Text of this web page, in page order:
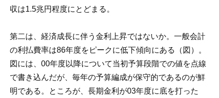
収は1.5兆円程度にとどまる。
第二は、経済成長に伴う金利上昇ではないか。一般会計
の利払費率は86年度をピークに低下傾向にある（図）。
図には、00年度以降について当初予算段階での値を点線
で書き込んだが、毎年の予算編成が保守的であるのが鮮
明である。ところが、長期金利が03年度に底を打った